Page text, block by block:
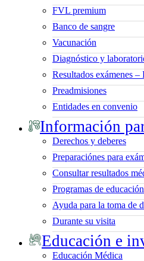
FVL premium
Banco de sangre
Vacunación
Diagnóstico y
Resultados exámenes
Preadmisiones
Entidades en convenio
Información
Derechos y deberes
Preparaciónes para
Consultar resultados
Programas de
Ayuda para la toma de
Durante su visita
Educación e
Educación Médica